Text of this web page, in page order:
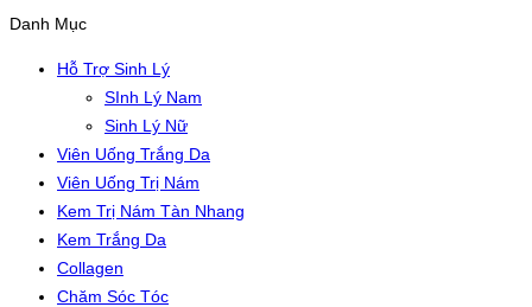
Danh Mục
Hỗ Trợ Sinh Lý
SInh Lý Nam
Sinh Lý Nữ
Viên Uống Trắng Da
Viên Uống Trị Nám
Kem Trị Nám Tàn Nhang
Kem Trắng Da
Collagen
Chăm Sóc Tóc